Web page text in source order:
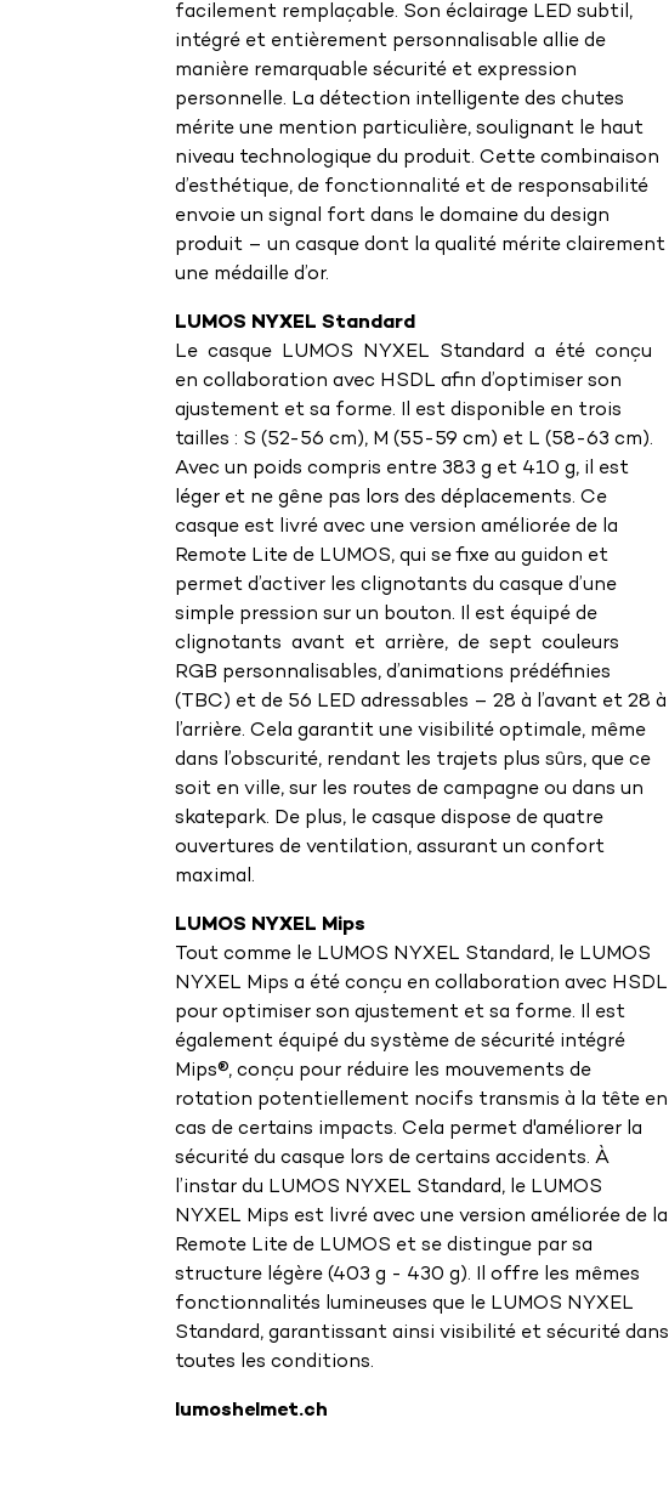
facilement remplaçable. Son éclairage LED subtil,
intégré et entièrement personnalisable allie de
manière remarquable sécurité et expression
personnelle. La détection intelligente des chutes
mérite une mention particulière, soulignant le haut
niveau technologique du produit. Cette combinaison
d’esthétique, de fonctionnalité et de responsabilité
envoie un signal fort dans le domaine du design
produit – un casque dont la qualité mérite clairement
une médaille d’or.
LUMOS NYXEL Standard
Le casque LUMOS NYXEL Standard a été conçu
en collaboration avec HSDL afin d’optimiser son
ajustement et sa forme. Il est disponible en trois
tailles : S (52-56 cm), M (55-59 cm) et L (58-63 cm).
Avec un poids compris entre 383 g et 410 g, il est
léger et ne gêne pas lors des déplacements. Ce
casque est livré avec une version améliorée de la
Remote Lite de LUMOS, qui se fixe au guidon et
permet d’activer les clignotants du casque d’une
simple pression sur un bouton. Il est équipé de
clignotants avant et arrière, de sept couleurs
RGB personnalisables, d’animations prédéfinies
(TBC) et de 56 LED adressables – 28 à l’avant et 28 à
l’arrière. Cela garantit une visibilité optimale, même
dans l’obscurité, rendant les trajets plus sûrs, que ce
soit en ville, sur les routes de campagne ou dans un
skatepark. De plus, le casque dispose de quatre
ouvertures de ventilation, assurant un confort
maximal.
LUMOS NYXEL Mips
Tout comme le LUMOS NYXEL Standard, le LUMOS
NYXEL Mips a été conçu en collaboration avec HSDL
pour optimiser son ajustement et sa forme. Il est
également équipé du système de sécurité intégré
Mips®, conçu pour réduire les mouvements de
rotation potentiellement nocifs transmis à la tête en
cas de certains impacts. Cela permet d'améliorer la
sécurité du casque lors de certains accidents. À
l’instar du LUMOS NYXEL Standard, le LUMOS
NYXEL Mips est livré avec une version améliorée de la
Remote Lite de LUMOS et se distingue par sa
structure légère (403 g - 430 g). Il offre les mêmes
fonctionnalités lumineuses que le LUMOS NYXEL
Standard, garantissant ainsi visibilité et sécurité dans
toutes les conditions.
lumoshelmet.ch